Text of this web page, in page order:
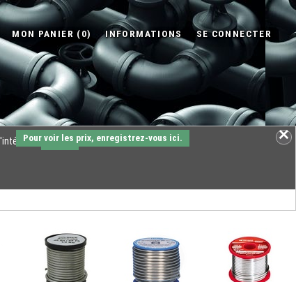
OK
Pour voir les prix, enregistrez-vous ici.